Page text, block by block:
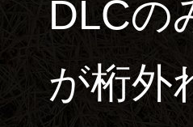
DLCの
が桁外